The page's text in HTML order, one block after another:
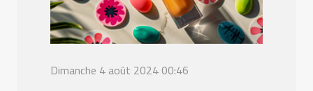
Dimanche 4 août 2024 00:46